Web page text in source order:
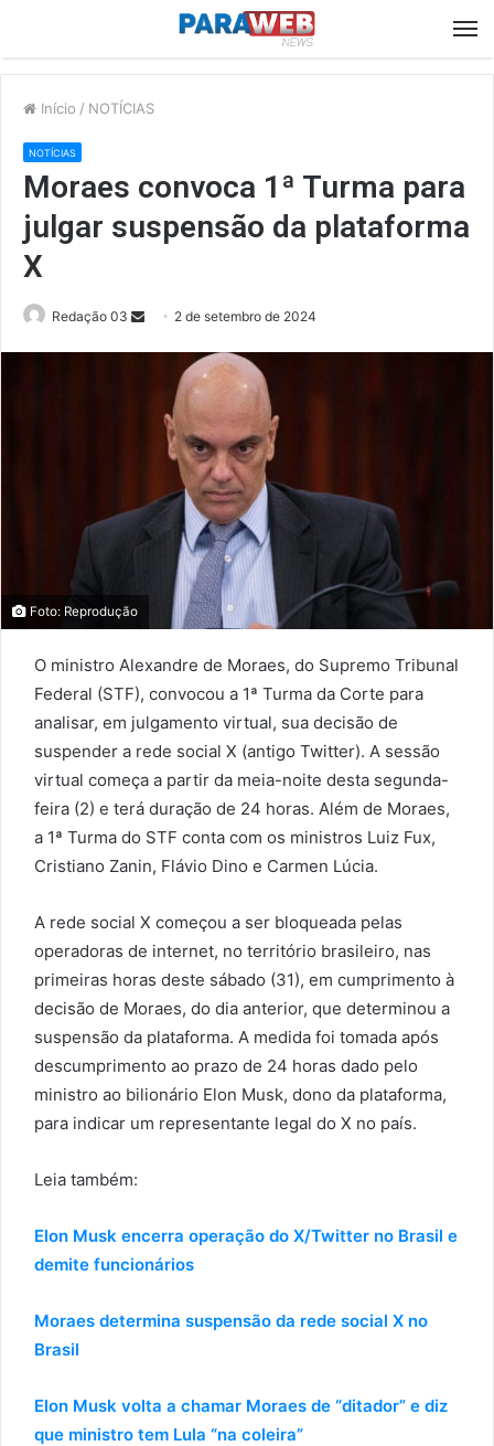
Início / NOTÍCIAS
NOTÍCIAS
Moraes convoca 1ª Turma para
julgar suspensão da plataforma
X
Redação 03
Send 2 de setembro de 2024
Foto: Reprodução
O ministro Alexandre de Moraes, do Supremo Tribunal
Federal (STF), convocou a 1ª Turma da Corte para
analisar, em julgamento virtual, sua decisão de
suspender a rede social X (antigo Twitter). A sessão
virtual começa a partir da meia-noite desta segunda-
feira (2) e terá duração de 24 horas. Além de Moraes,
a 1ª Turma do STF conta com os ministros Luiz Fux,
Cristiano Zanin, Flávio Dino e Carmen Lúcia.
A rede social X começou a ser bloqueada pelas
operadoras de internet, no território brasileiro, nas
primeiras horas deste sábado (31), em cumprimento à
decisão de Moraes, do dia anterior, que determinou a
suspensão da plataforma. A medida foi tomada após
descumprimento ao prazo de 24 horas dado pelo
ministro ao bilionário Elon Musk, dono da plataforma,
para indicar um representante legal do X no país.
Leia também:
Elon Musk encerra operação do X/Twitter no Brasil e
demite funcionários
Moraes determina suspensão da rede social X no
Brasil
Elon Musk volta a chamar Moraes de “ditador” e diz
que ministro tem Lula “na coleira”